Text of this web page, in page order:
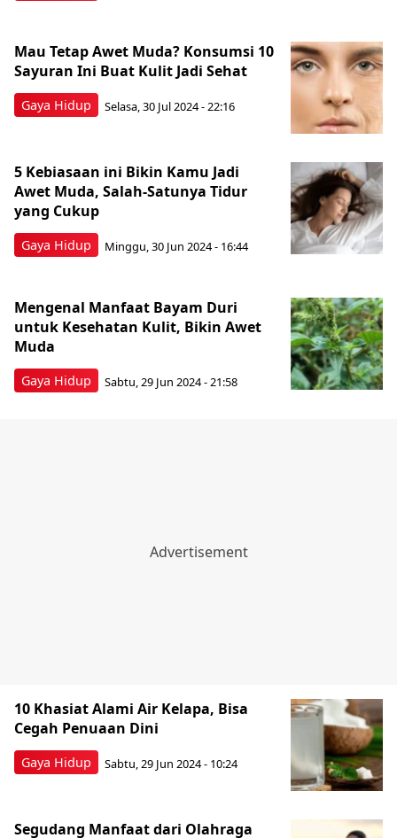
Gaya Hidup
Mau Tetap Awet Muda? Konsumsi 10
Sayuran Ini Buat Kulit Jadi Sehat
Selasa, 30 Jul 2024 - 22:16
Gaya Hidup
5 Kebiasaan ini Bikin Kamu Jadi
Awet Muda, Salah-Satunya Tidur
yang Cukup
Minggu, 30 Jun 2024 - 16:44
Gaya Hidup
Mengenal Manfaat Bayam Duri
untuk Kesehatan Kulit, Bikin Awet
Muda
Sabtu, 29 Jun 2024 - 21:58
Gaya Hidup
10 Khasiat Alami Air Kelapa, Bisa
Cegah Penuaan Dini
Sabtu, 29 Jun 2024 - 10:24
Segudang Manfaat dari Olahraga